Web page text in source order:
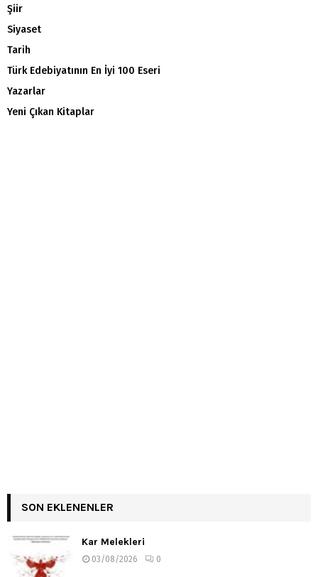
Şiir
Siyaset
Tarih
Türk Edebiyatının En İyi 100 Eseri
Yazarlar
Yeni Çıkan Kitaplar
SON EKLENENLER
Kar Melekleri
03/08/2026 0